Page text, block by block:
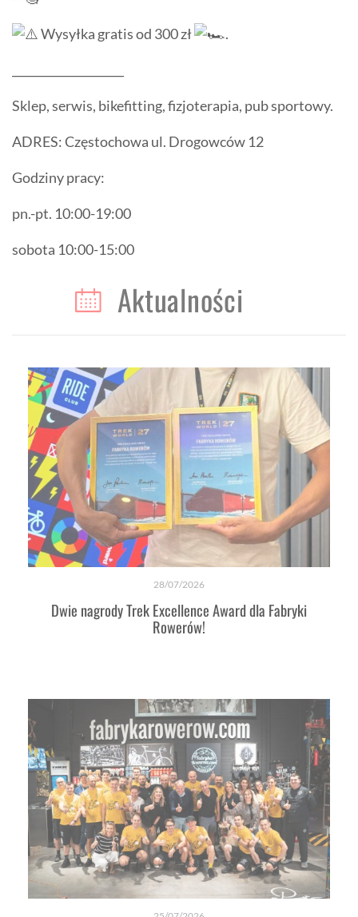
Wysyłka gratis od 300 zł .
Sklep, serwis, bikefitting, fizjoterapia, pub sportowy.
ADRES: Częstochowa ul. Drogowców 12
Godziny pracy:
pn.-pt. 10:00-19:00
sobota 10:00-15:00
Aktualności
28/07/2026
Dwie nagrody Trek Excellence Award dla Fabryki
Rowerów!